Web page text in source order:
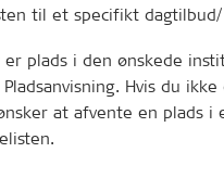
til et specifikt
er plads i den ønskede
Pladsanvisning. Hvis du
at afvente en plads